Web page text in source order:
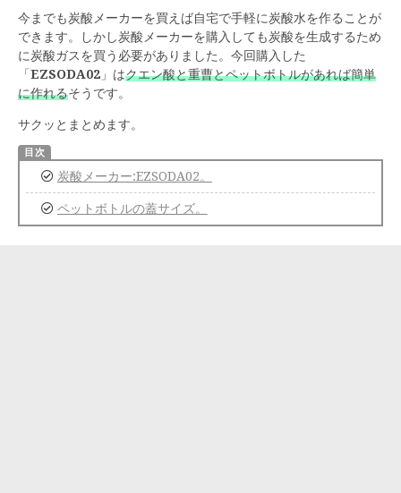
今までも炭酸メーカーを買えば自宅で手軽に炭酸水を作ることが
できます。しかし炭酸メーカーを購入しても炭酸を生成するため
に炭酸ガスを買う必要がありました。今回購入した
「 EZSODA02 」はクエン酸と重曹とペットボトルがあれば簡単
に作れるそうです。
サクッとまとめます。
炭酸メーカー:EZSODA02。
ペットボトルの蓋サイズ。